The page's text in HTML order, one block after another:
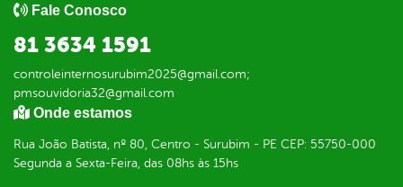
Fale Conosco
81 3634 1591
controleinternosurubim2025@gmail.com;
pmsouvidoria32@gmail.com
Onde estamos
Rua João Batista, nº 80, Centro - Surubim - PE CEP: 55750-000
Segunda a Sexta-Feira, das 08hs às 15hs